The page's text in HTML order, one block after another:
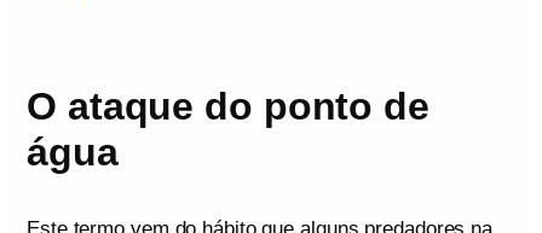
O ataque do ponto de
água